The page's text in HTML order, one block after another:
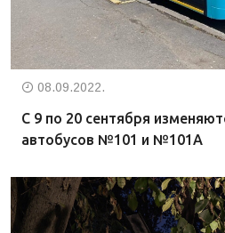
08.09.2022.
С 9 по 20 сентября
автобусов №101 и №101А